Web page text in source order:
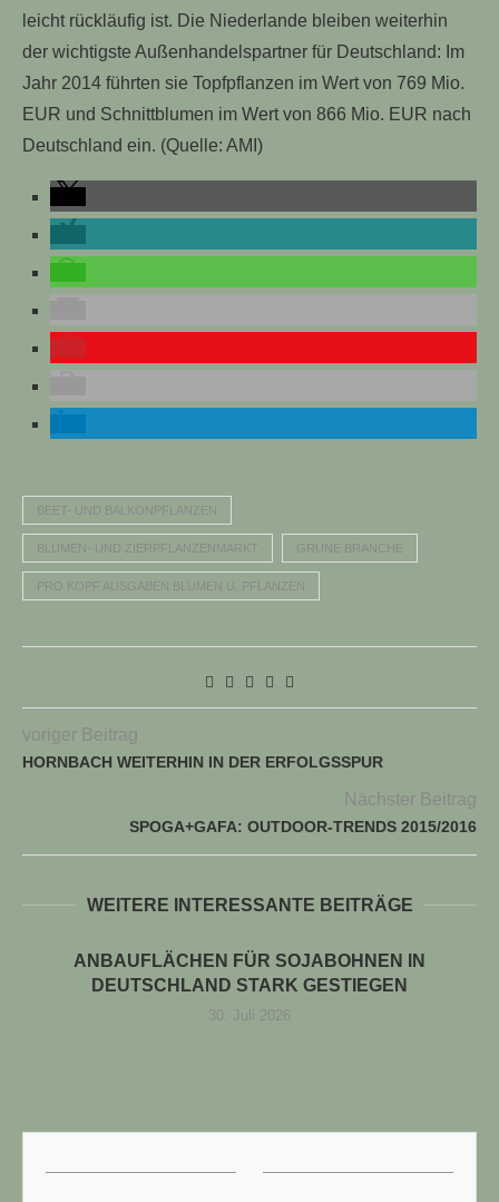
leicht rückläufig ist. Die Niederlande bleiben weiterhin
der wichtigste Außenhandelspartner für Deutschland: Im
Jahr 2014 führten sie Topfpflanzen im Wert von 769 Mio.
EUR und Schnittblumen im Wert von 866 Mio. EUR nach
Deutschland ein. (Quelle: AMI)
BEET- UND BALKONPFLANZEN
BLUMEN- UND ZIERPFLANZENMARKT GRÜNE BRANCHE
PRO KOPF AUSGABEN BLUMEN U. PFLANZEN
voriger Beitrag
HORNBACH WEITERHIN IN DER ERFOLGSSPUR
Nächster Beitrag
SPOGA+GAFA: OUTDOOR-TRENDS 2015/2016
WEITERE INTERESSANTE BEITRÄGE
ANBAUFLÄCHEN FÜR SOJABOHNEN IN
DEUTSCHLAND STARK GESTIEGEN
30. Juli 2026